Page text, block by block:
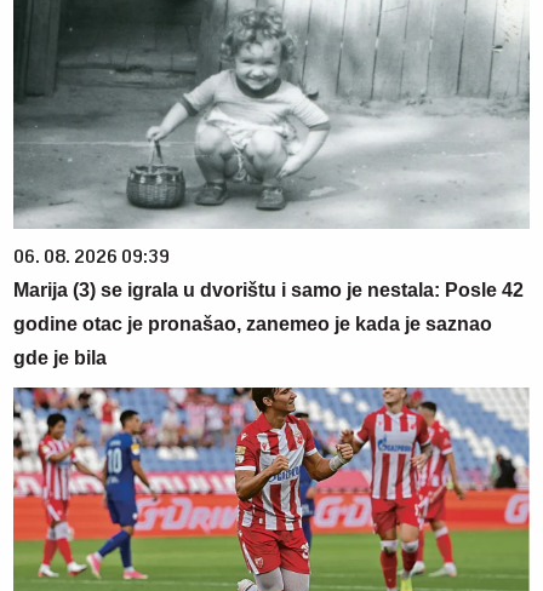
06. 08. 2026 09:39
Marija (3) se igrala u dvorištu i samo je nestala: Posle 42
godine otac je pronašao, zanemeo je kada je saznao
gde je bila